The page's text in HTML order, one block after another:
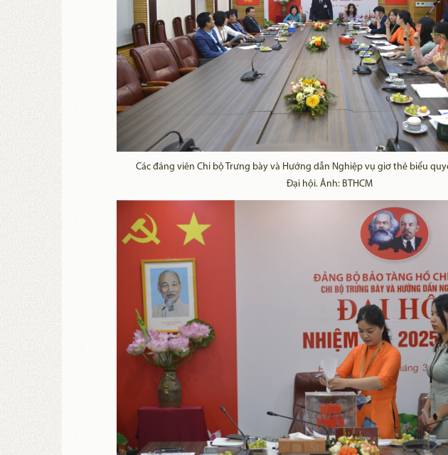
Các đảng viên Chi bộ Trưng bày và Hướng dẫn Nghiệp vụ giơ thẻ biểu
Đại hội. Ảnh: BTHCM